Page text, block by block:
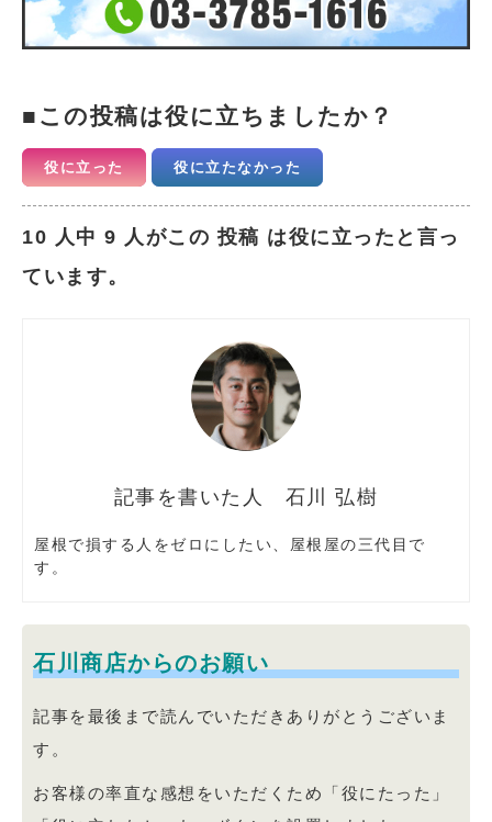
この投稿は役に立ちましたか？
役に立った 役に立たなかった
10 人中 9 人がこの 投稿 は役に立ったと言っ
ています。
石川 弘樹
屋根で損する人をゼロにしたい、屋根屋の三代目で
す。
石川商店からのお願い
記事を最後まで読んでいただきありがとうございま
す。
お客様の率直な感想をいただくため「役にたった」